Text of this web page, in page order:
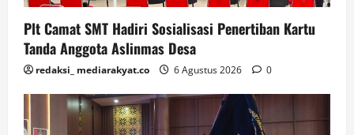
Plt Camat SMT Hadiri Sosialisasi Penertiban Kartu
Tanda Anggota Aslinmas Desa
redaksi_ mediarakyat.co 6 Agustus 2026 0